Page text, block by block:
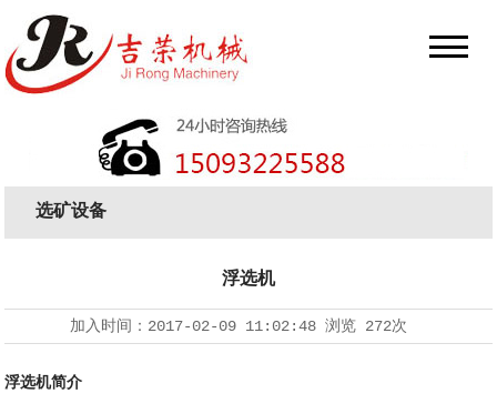
选矿设备
浮选机
加入时间： 2017-02-09 11:02:48浏览 272次
浮选机简介